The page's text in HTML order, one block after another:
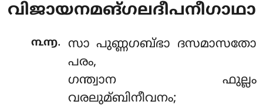
വിജായനമങ്ഗലദീപനീഗാഥാ
൩൬. സാ പുണ്ണഗബ്ഭാ ദസമാസതോ
പരം,
ഗന്ത്വാന ഫുല്ലം
വരലുമ്ബിനീവനം;